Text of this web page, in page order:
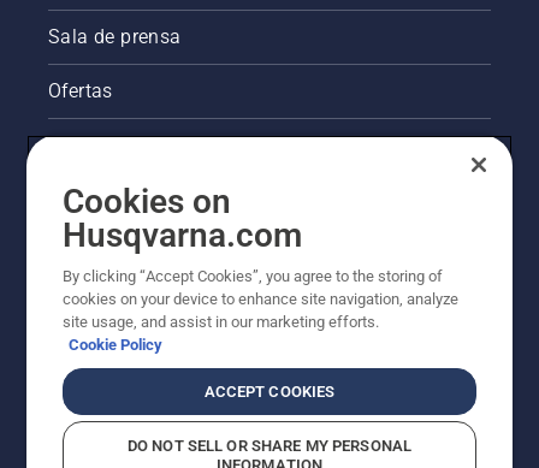
Sala de prensa
Ofertas
La visión de Husqvarna sobre la sostenibilidad
Información legal de productos
Otros sitios de Husqvarna
Cookies on
Husqvarna.com
By clicking “Accept Cookies”, you agree to the storing of
cookies on your device to enhance site navigation, analyze
site usage, and assist in our marketing efforts.
Cookie Policy
ACCEPT COOKIES
DO NOT SELL OR SHARE MY PERSONAL